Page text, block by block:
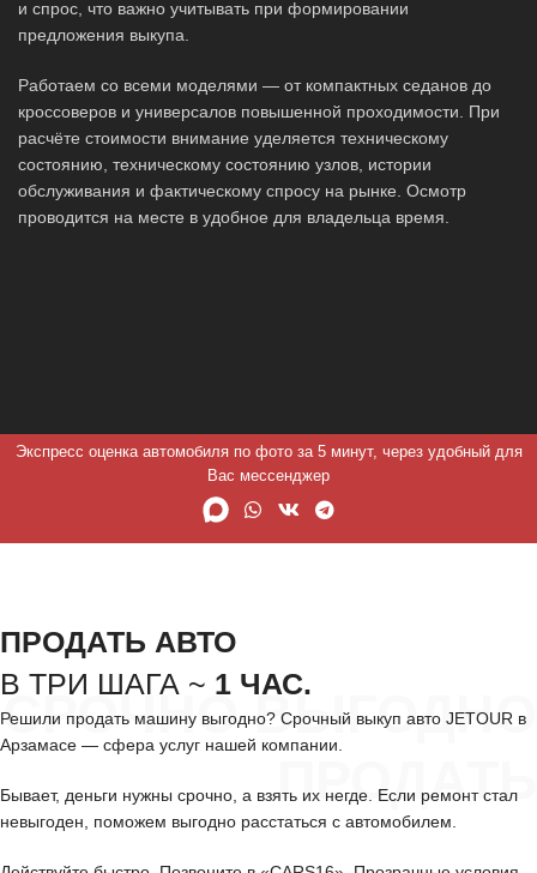
и спрос, что важно учитывать при формировании
предложения выкупа.
Работаем со всеми моделями — от компактных седанов до
кроссоверов и универсалов повышенной проходимости. При
расчёте стоимости внимание уделяется техническому
состоянию, техническому состоянию узлов, истории
обслуживания и фактическому спросу на рынке. Осмотр
проводится на месте в удобное для владельца время.
Экспресс оценка автомобиля по фото за 5 минут, через удобный для
Вас мессенджер
СРОЧНО ВЫГОДНО
ПРОДАТЬ
ПРОДАТЬ АВТО
В ТРИ ШАГА ~ 1 ЧАС.
Решили продать машину выгодно? Срочный выкуп авто JETOUR в
Арзамасе — сфера услуг нашей компании.
Бывает, деньги нужны срочно, а взять их негде. Если ремонт стал
невыгоден, поможем выгодно расстаться с автомобилем.